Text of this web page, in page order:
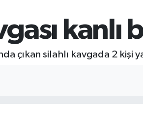
kanlı
çıkan silahlı kavgada 2 kişi